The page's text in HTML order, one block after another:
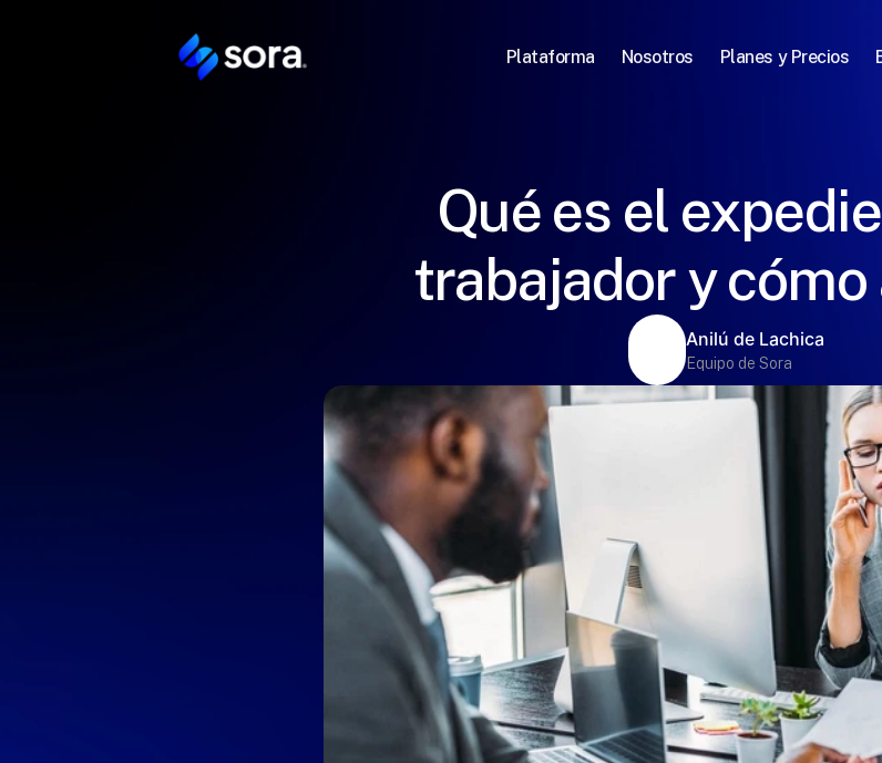
Plataforma Nosotros Planes y Precios
Qué es el
trabajador y
Anilú de Lachica
Equipo de Sora